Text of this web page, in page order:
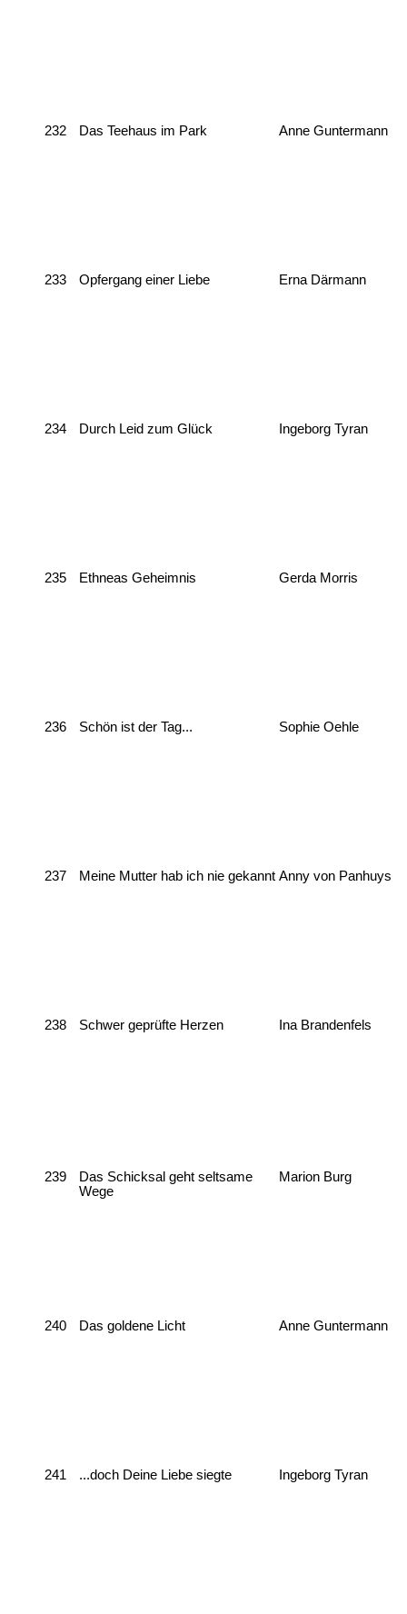
232 Das Teehaus im Park Anne Guntermann
233 Opfergang einer Liebe Erna Därmann
234 Durch Leid zum Glück Ingeborg Tyran
235 Ethneas Geheimnis Gerda Morris
236 Schön ist der Tag... Sophie Oehle
237 Meine Mutter hab ich nie gekannt Anny von Panhuys
238 Schwer geprüfte Herzen Ina Brandenfels
239
Das Schicksal geht seltsame
Wege
Marion Burg
240 Das goldene Licht Anne Guntermann
241 ...doch Deine Liebe siegte Ingeborg Tyran